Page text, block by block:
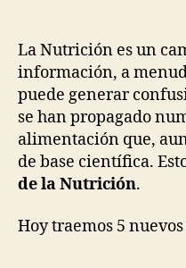
La Nutrición es un
información, a
puede generar
se han propagado
alimentación que,
de base científica.
de la Nutrición.
Hoy traemos 5